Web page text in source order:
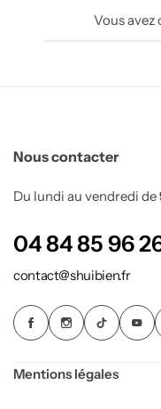
Vous avez
Nous contacter
Du lundi au vendredi de
04 84 85 96
contact@shuibien.fr
Mentions légales